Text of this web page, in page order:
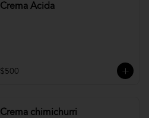
Crema Acida
$500
Crema chimichurri